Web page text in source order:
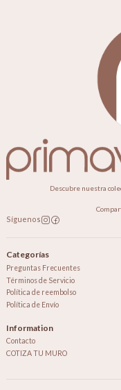
Descubre nuestra
Síguenos
Categorías
Preguntas Frecuentes
Términos de Servicio
Política de reembolso
Política de Envío
Information
Contacto
COTIZA TU MURO